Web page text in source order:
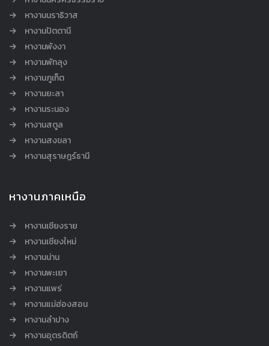
หางานนราธิวาส
หางานปัตตานี
หางานพังงา
หางานพัทลุง
หางานภูเก็ต
หางานยะลา
หางานระนอง
หางานสตูล
หางานสงขลา
หางานสุราษฎร์ธานี
หางานภาคเหนือ
หางานเชียงราย
หางานเชียงใหม่
หางานน่าน
หางานพะเยา
หางานแพร่
หางานแม่ฮ่องสอน
หางานลำปาง
หางานอุตรดิตถ์